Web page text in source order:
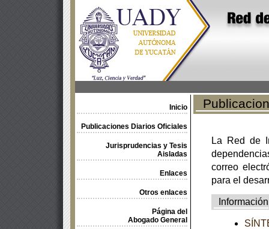
Inicio
Publicaciones Diarios Oficiales
Jurisprudencias y Tesis
Aisladas
Enlaces
Otros enlaces
Página del
Abogado General
La Red de
correo
para el
Información